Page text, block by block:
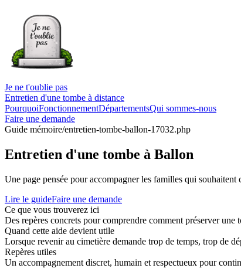
Je ne t'oublie pas
Entretien d'une tombe à distance
PourquoiFonctionnementDépartementsQui sommes-nous
Faire une demande
Guide mémoire/entretien-tombe-ballon-17032.php
Entretien d'une tombe à Ballon
Une page pensée pour accompagner les familles qui
Lire le guideFaire une demande
Ce que vous trouverez ici
Des repères concrets pour comprendre comment préserver
Quand cette aide devient utile
Lorsque revenir au cimetière demande trop de temps, trop de
Repères utiles
Un accompagnement discret, humain et respectueux pour